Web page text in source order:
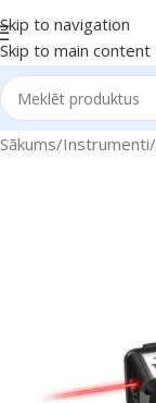
Skip to navigation
Skip to main content
Sākums/Instrumenti/